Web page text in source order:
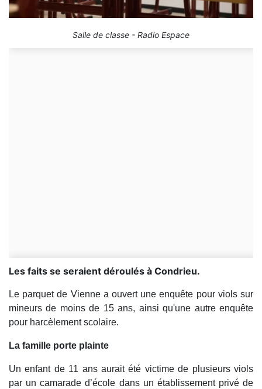
Salle de classe - Radio Espace
Les faits se seraient déroulés à Condrieu.
Le parquet de Vienne a ouvert une enquête pour viols sur
mineurs de moins de 15 ans, ainsi qu'une autre enquête
pour harcèlement scolaire.
La famille porte plainte
Un enfant de 11 ans aurait été victime de plusieurs viols
par un camarade d’école dans un établissement privé de